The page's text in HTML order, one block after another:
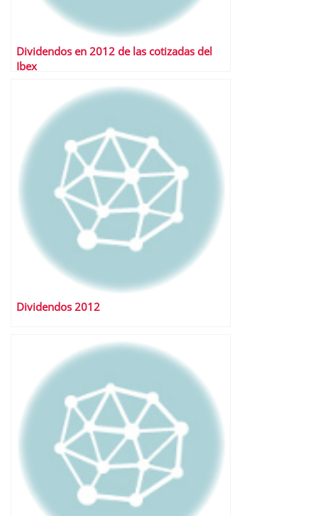
Dividendos en 2012 de las cotizadas del
Ibex
Dividendos 2012